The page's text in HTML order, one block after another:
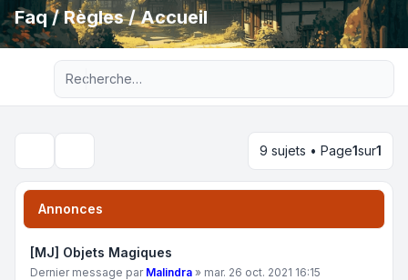
Faq / Règles / Accueil
Recherche avancée
9 sujets • Page1sur1
Annonces
[MJ] Objets Magiques
Dernier message par Malindra » mar. 26 oct. 2021 16:15